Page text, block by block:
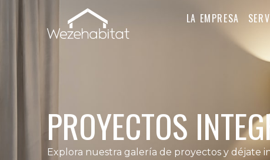
LA EMPRESA
PROYECTOS
Explora nuestra galería de proyectos y déjate